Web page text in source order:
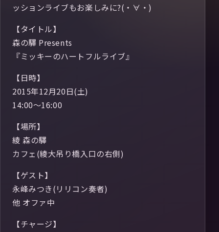
ッションライブもお楽しみに?(・∀・)
【タイトル】
森の驛 Presents
『ミッキーのハートフルライブ』
【日時】
2015年12月20日(土)
14:00～16:00
【場所】
綾 森の驛
カフェ(綾大吊り橋入口の右側)
【ゲスト】
永峰みつき(リリコン奏者)
他 オファ中
【チャージ】